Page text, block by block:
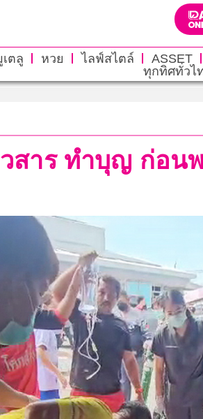
ตลู หวย ไลฟ์สไตล์ ASSET
ทุกทิศทั่วไ
สาร ทำบุญ ก่อน